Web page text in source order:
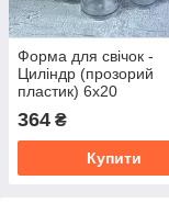
Форма для свічок -
Циліндр (прозорий
пластик) 6х20
364 ₴
Купити